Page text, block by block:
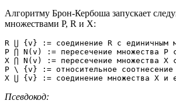
Алгоритму Брон-Кербоша запускает
множествами P, R и X:
R ⋃ {v} := соединение R с
P ⋂ N(v) := пересечение множества P
X ⋂ N(v) := пересечение множества X
P \ {v} := относительное соотнесение
X ⋃ {v} := соединение множества X и
Псевдокод: